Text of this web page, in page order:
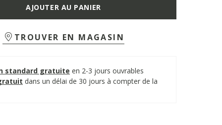
AJOUTER AU PANIER
TROUVER EN MAGASIN
standard gratuite en 2-3 jours ouvrables
dans un délai de 30 jours à compter de la